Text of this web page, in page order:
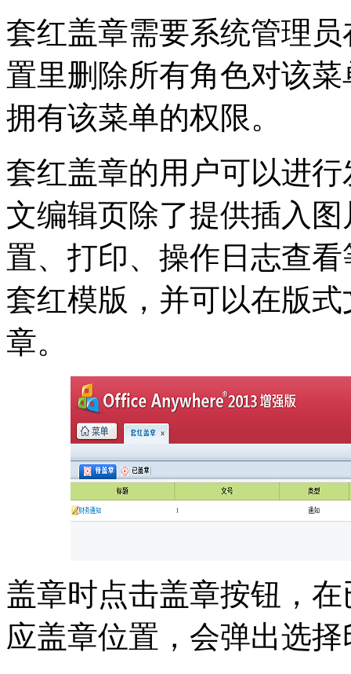
套红盖章需要系统管理
置里删除所有角色对该
拥有该菜单的权限。
套红盖章的用户可以进
文编辑页除了提供插入
置、打印、操作日志查
套红模版，并可以在版
章。
盖章时点击盖章按钮，
应盖章位置，会弹出选